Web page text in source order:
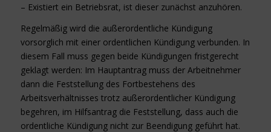
– Existiert ein Betriebsrat, ist dieser zunächst anzuhören.
Regelmäßig wird die außerordentliche Kündigung
vorsorglich mit einer ordentlichen Kündigung verbunden. In
diesem Fall muss gegen beide Kündigungen fristgerecht
geklagt werden: Im Hauptantrag muss der Arbeitnehmer
dann die Feststellung des Fortbestehens des
Arbeitsverhältnisses trotz außerordentlicher Kündigung
begehren, im Hilfsantrag die Feststellung, dass auch die
ordentliche Kündigung nicht zur Beendigung geführt hat.